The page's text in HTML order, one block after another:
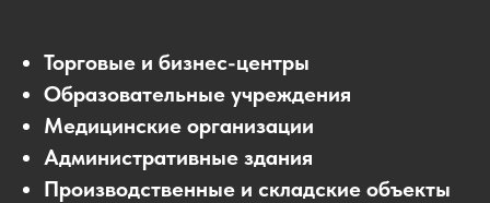
Торговые и бизнес-центры
Образовательные учреждения
Медицинские организации
Административные здания
Производственные и складские объекты